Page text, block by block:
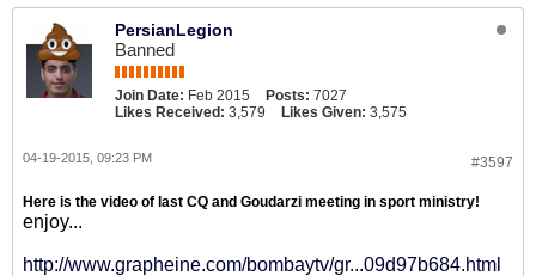
PersianLegion
Banned
Join Date: Feb 2015 Posts: 7027
Likes Received: 3,579 Likes Given: 3,575
#3597
04-19-2015, 09:23 PM
Here is the video of last CQ and Goudarzi meeting in sport ministry!
enjoy...
http://www.grapheine.com/bombaytv/gr...09d97b684.html